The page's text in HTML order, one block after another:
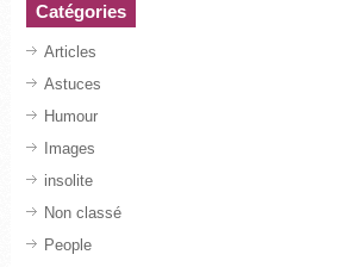
Catégories
Articles
Astuces
Humour
Images
insolite
Non classé
People